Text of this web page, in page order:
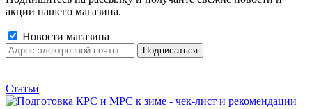
акции нашего магазина.
Новости магазина
Статьи